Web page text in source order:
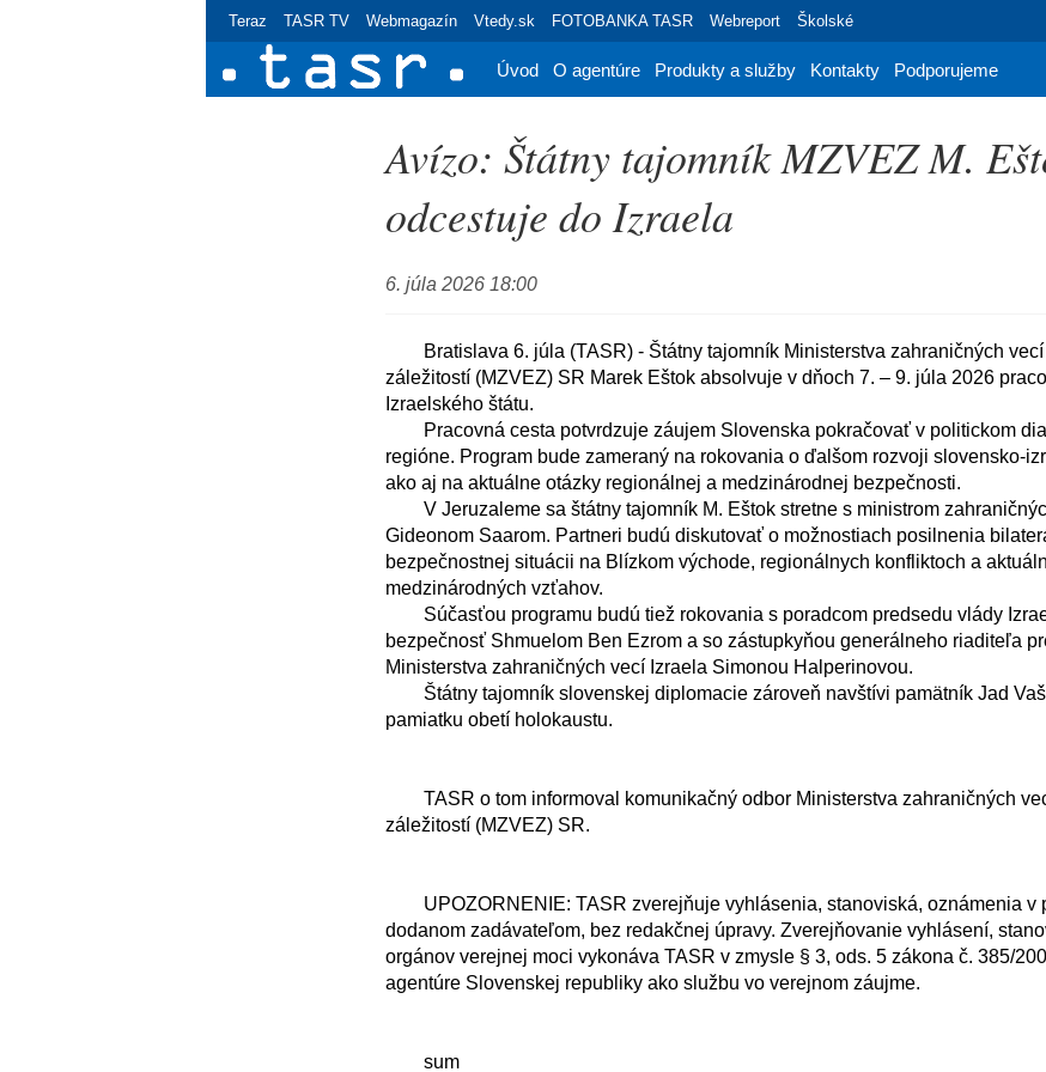
Teraz TASR TV Webmagazín Vtedy.sk FOTOBANKA TASR Webreport Školské
Úvod O agentúre Produkty a služby Kontakty Podporujeme
Avízo: Štátny tajomník MZVEZ M.
odcestuje do Izraela
6. júla 2026 18:00
záležitostí (MZVEZ) SR Marek Eštok absolvuje v dňoch 7. – 9. júla 2026
Izraelského štátu.
regióne. Program bude zameraný na rokovania o ďalšom rozvoji slovensko-
ako aj na aktuálne otázky regionálnej a medzinárodnej bezpečnosti.
Gideonom Saarom. Partneri budú diskutovať o možnostiach posilnenia
bezpečnostnej situácii na Blízkom východe, regionálnych konfliktoch a
medzinárodných vzťahov.
bezpečnosť Shmuelom Ben Ezrom a so zástupkyňou generálneho riaditeľa
Ministerstva zahraničných vecí Izraela Simonou Halperinovou.
pamiatku obetí holokaustu.
záležitostí (MZVEZ) SR.
dodanom zadávateľom, bez redakčnej úpravy. Zverejňovanie vyhlásení,
orgánov verejnej moci vykonáva TASR v zmysle § 3, ods. 5 zákona č. 385/
agentúre Slovenskej republiky ako službu vo verejnom záujme.